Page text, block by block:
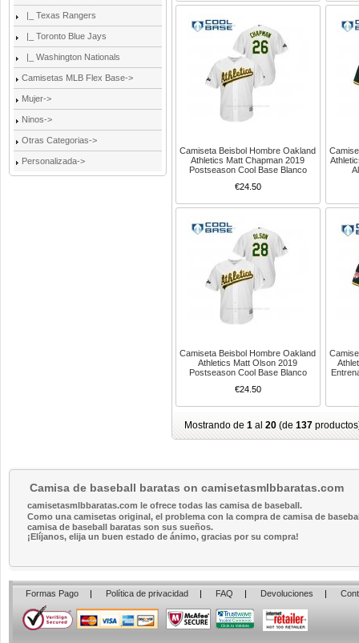
|_ Texas Rangers
|_ Toronto Blue Jays
|_ Washington Nationals
Camisetas MLB Flex Base->
Mujer->
Ninos->
Otras Categorias->
Personalizada->
Camiseta Beisbol Hombre Oakland
Athletics Matt Chapman 2019
Postseason Cool Base Blanco
€24.50
Camiseta Beisbol Hombre Oakland
Athletics Matt Olson 2019
Postseason Cool Base Blanco
€24.50
Mostrando de 1 al 20 (de 137
Camisa de baseball baratas on camisetasmlbbaratas.com
camisetasmlbbaratas.com le ofrece todas las camisa de baseball.
Como una camisetas original, el problema con la compra de camisa de
camisa de baseball baratas son sus sueños.
¡Elíjanos, elija un buen estado de ánimo, gracias por su compra!
Formas Pago | Política de privacidad | FAQ | Devoluciones |